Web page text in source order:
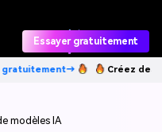
Essayer gratuitement
Créez des images IA à l’infini.
modèles IA